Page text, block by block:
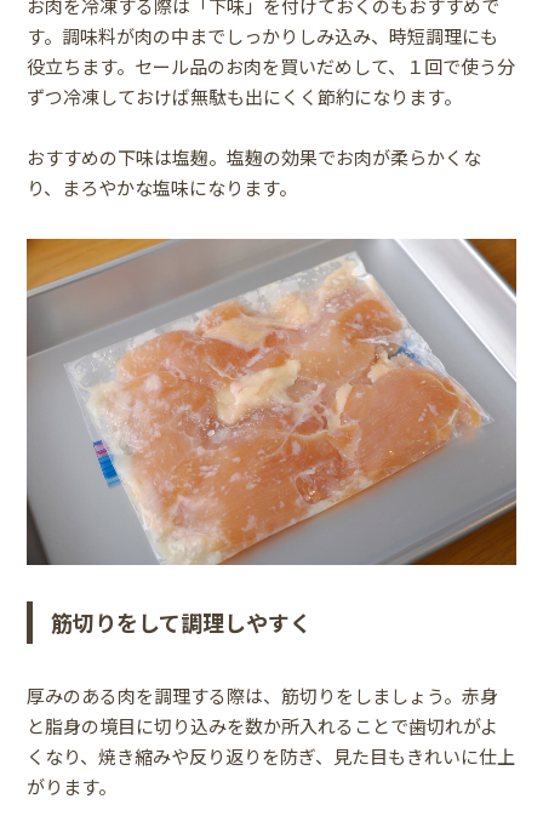
お肉を冷凍する際は「下味」を付けておくのもおすすめで
す。調味料が肉の中までしっかりしみ込み、時短調理にも
役立ちます。セール品のお肉を買いだめして、１回で使う分
ずつ冷凍しておけば無駄も出にくく節約になります。
おすすめの下味は塩麹。塩麹の効果でお肉が柔らかくな
り、まろやかな塩味になります。
筋切りをして調理しやすく
厚みのある肉を調理する際は、筋切りをしましょう。赤身
と脂身の境目に切り込みを数か所入れることで歯切れがよ
くなり、焼き縮みや反り返りを防ぎ、見た目もきれいに仕上
がります。